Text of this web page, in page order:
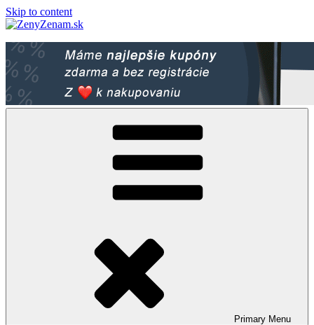
Skip to content
ZenyZenam.sk
Ženský LifeStyle magazín
Primary Menu